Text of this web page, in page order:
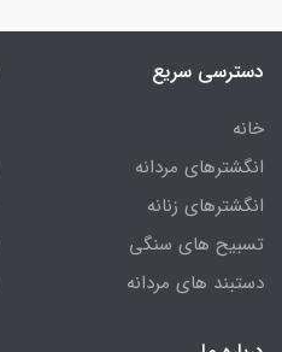
دسترسی سریع
خانه
انگشترهای مردانه
انگشترهای زنانه
تسبیح های سنگی
دستبند های مردانه